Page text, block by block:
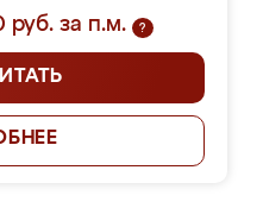
руб. за п.м.
?